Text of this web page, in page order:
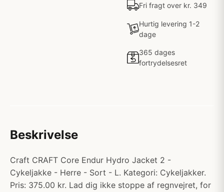
Fri fragt over kr. 349
Hurtig levering 1-2
dage
365 dages
fortrydelsesret
Beskrivelse
Craft CRAFT Core Endur Hydro Jacket 2 -
Cykeljakke - Herre - Sort - L. Kategori: Cykeljakker.
Pris: 375.00 kr. Lad dig ikke stoppe af regnvejret, for